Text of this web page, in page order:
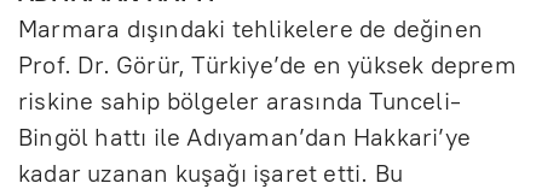
Marmara dışındaki tehlikelere de değinen
Prof. Dr. Görür, Türkiye’de en yüksek deprem
riskine sahip bölgeler arasında Tunceli-
Bingöl hattı ile Adıyaman’dan Hakkari’ye
kadar uzanan kuşağı işaret etti. Bu